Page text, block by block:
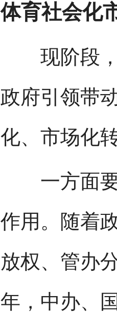
体育社会化
现阶段，
政府引领带
化、市场化
一方面要
作用。随着
放权、管办
年，中办、